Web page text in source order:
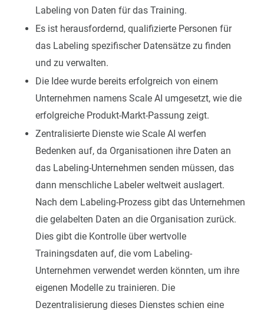
Labeling von Daten für das Training.
Es ist herausfordernd, qualifizierte Personen für
das Labeling spezifischer Datensätze zu finden
und zu verwalten.
Die Idee wurde bereits erfolgreich von einem
Unternehmen namens Scale AI umgesetzt, wie die
erfolgreiche Produkt-Markt-Passung zeigt.
Zentralisierte Dienste wie Scale AI werfen
Bedenken auf, da Organisationen ihre Daten an
das Labeling-Unternehmen senden müssen, das
dann menschliche Labeler weltweit auslagert.
Nach dem Labeling-Prozess gibt das Unternehmen
die gelabelten Daten an die Organisation zurück.
Dies gibt die Kontrolle über wertvolle
Trainingsdaten auf, die vom Labeling-
Unternehmen verwendet werden könnten, um ihre
eigenen Modelle zu trainieren. Die
Dezentralisierung dieses Dienstes schien eine